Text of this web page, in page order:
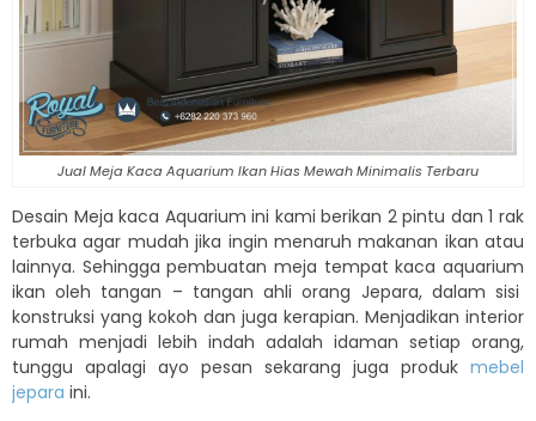
Jual Meja Kaca Aquarium Ikan Hias Mewah Minimalis Terbaru
Desain Meja kaca Aquarium ini kami berikan 2 pintu dan 1 rak
terbuka agar mudah jika ingin menaruh makanan ikan atau
lainnya. Sehingga pembuatan meja tempat kaca aquarium
ikan oleh tangan – tangan ahli orang Jepara, dalam sisi
konstruksi yang kokoh dan juga kerapian. Menjadikan interior
rumah menjadi lebih indah adalah idaman setiap orang,
tunggu apalagi ayo pesan sekarang juga produk mebel
jepara ini.